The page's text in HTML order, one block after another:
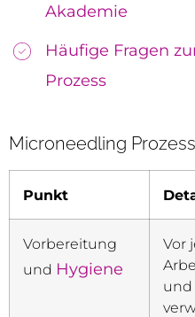
Akademie
Häufige Fragen
Prozess
Microneedling
Punkt
Vorbereitung
und Hygiene
Vor
und